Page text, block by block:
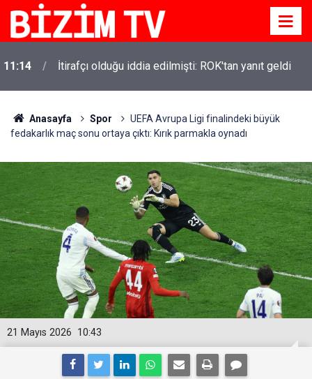
11:14 İtirafçı olduğu iddia edilmişti: ROK'tan yanıt geldi
Anasayfa Spor
UEFA Avrupa Ligi finalindeki büyük
fedakarlık maç sonu ortaya çıktı: Kırık parmakla oynadı
10:43
21 Mayıs 2026